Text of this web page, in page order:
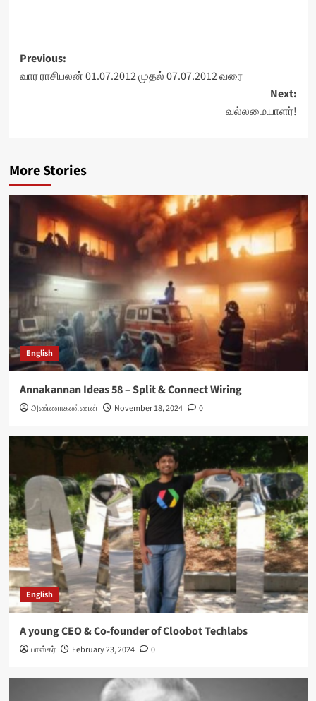
Post
navigation
Previous:
வார ராசிபலன் 01.07.2012 முதல் 07.07.2012 வரை
Next:
வல்லமையாளர்!
More Stories
English
Annakannan Ideas 58 – Split & Connect Wiring
அண்ணாகண்ணன் November 18, 2024 0
English
A young CEO & Co-founder of Cloobot Techlabs
பாஸ்கர் February 23, 2024 0